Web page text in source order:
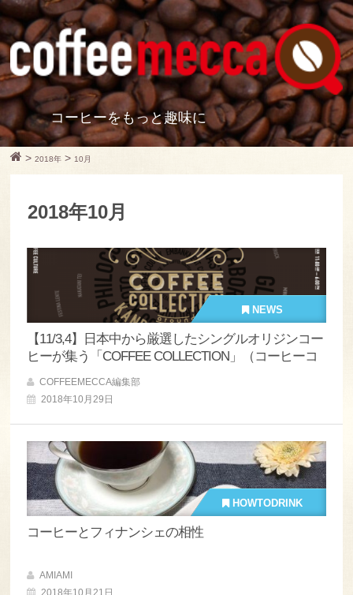
コーヒーをもっと趣味に
>2018年 > 10月
2018年10月
NEWS
【11/3,4】日本中から厳選したシングルオリジンコー
ヒーが集う「COFFEE COLLECTION」（コーヒーコ
COFFEEMECCA編集部
2018年10月29日
HOWTODRINK
コーヒーとフィナンシェの相性
AMIAMI
2018年10月21日